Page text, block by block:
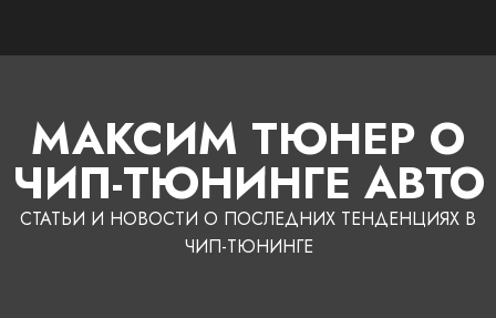
МАКСИМ ТЮНЕР О
ЧИП-ТЮНИНГЕ АВТО
СТАТЬИ И НОВОСТИ О ПОСЛЕДНИХ ТЕНДЕНЦИЯХ В
ЧИП-ТЮНИНГЕ